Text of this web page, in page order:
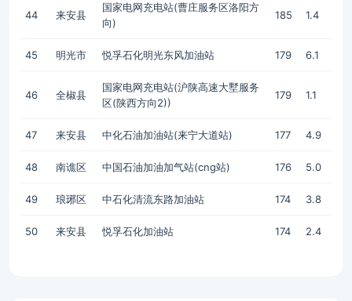
44 来安县
国家电网充电站(曹庄服务区洛阳方
向)
185 1.4
45 明光市 悦孚石化明光东风加油站 179 6.1
46 全椒县
国家电网充电站(沪陕高速大墅服务
区(陕西方向2))
179 1.1
47 来安县 中化石油加油站(来宁大道站) 177 4.9
48 南谯区 中国石油加油加气站(cng站) 176 5.0
49 琅琊区 中石化清流东路加油站 174 3.8
50 来安县 悦孚石化加油站 174 2.4